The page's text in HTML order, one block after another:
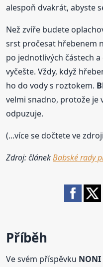
alespoň dvakrát, abyste
Než zvíře budete
srst pročesat hřebenem
po jednotlivých částech
vyčešte. Vždy, když
ho do vody s roztokem.
velmi snadno, protože je
odpuzuje.
(...více se dočtete ve
Zdroj: článekBabské rady
Příběh
Ve svém příspěvku NONI